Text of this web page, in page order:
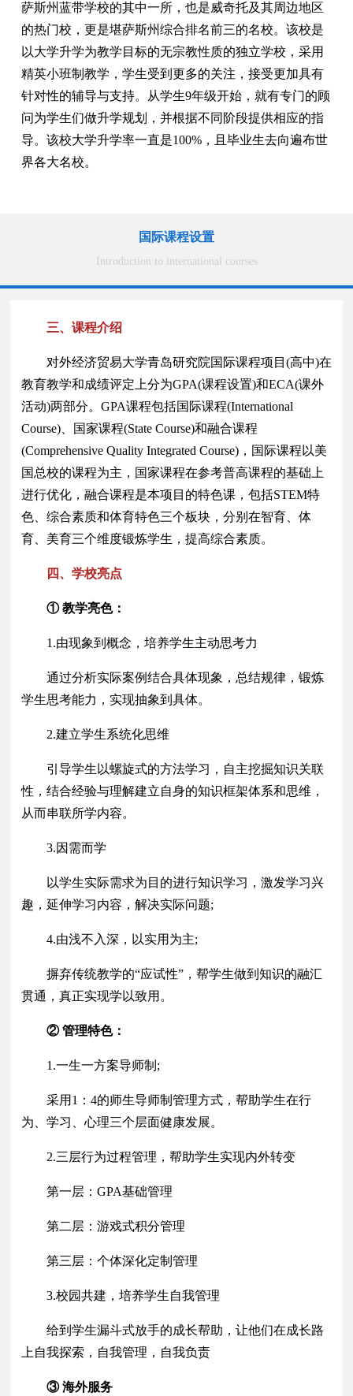
萨斯州蓝带学校的其中一所，也是威奇托及其周边地区
的热门校，更是堪萨斯州综合排名前三的名校。该校是
以大学升学为教学目标的无宗教性质的独立学校，采用
精英小班制教学，学生受到更多的关注，接受更加具有
针对性的辅导与支持。从学生9年级开始，就有专门的顾
问为学生们做升学规划，并根据不同阶段提供相应的指
导。该校大学升学率一直是100%，且毕业生去向遍布世
界各大名校。
国际课程设置
Introduction to international courses
三、课程介绍
对外经济贸易大学青岛研究院国际课程项目(高中)在
教育教学和成绩评定上分为GPA(课程设置)和ECA(课外
活动)两部分。GPA课程包括国际课程(International
Course)、国家课程(State Course)和融合课程
(Comprehensive Quality Integrated Course)，国际课程以美
国总校的课程为主，国家课程在参考普高课程的基础上
进行优化，融合课程是本项目的特色课，包括STEM特
色、综合素质和体育特色三个板块，分别在智育、体
育、美育三个维度锻炼学生，提高综合素质。
四、学校亮点
① 教学亮色：
1.由现象到概念，培养学生主动思考力
通过分析实际案例结合具体现象，总结规律，锻炼
学生思考能力，实现抽象到具体。
2.建立学生系统化思维
引导学生以螺旋式的方法学习，自主挖掘知识关联
性，结合经验与理解建立自身的知识框架体系和思维，
从而串联所学内容。
3.因需而学
以学生实际需求为目的进行知识学习，激发学习兴
趣，延伸学习内容，解决实际问题;
4.由浅不入深，以实用为主;
摒弃传统教学的“应试性”，帮学生做到知识的融汇
贯通，真正实现学以致用。
② 管理特色：
1.一生一方案导师制;
采用1：4的师生导师制管理方式，帮助学生在行
为、学习、心理三个层面健康发展。
2.三层行为过程管理，帮助学生实现内外转变
第一层：GPA基础管理
第二层：游戏式积分管理
第三层：个体深化定制管理
3.校园共建，培养学生自我管理
给到学生漏斗式放手的成长帮助，让他们在成长路
上自我探索，自我管理，自我负责
③ 海外服务